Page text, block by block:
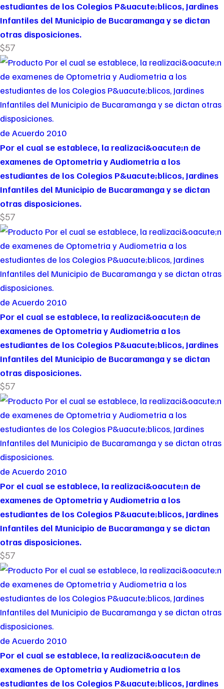
estudiantes de los Colegios P&uacute;blicos, Jardines
Infantiles del Municipio de Bucaramanga y se dictan
otras disposiciones.
$57
de Acuerdo 2010
Por el cual se establece, la realizaci&oacute;n de
examenes de Optometria y Audiometria a los
estudiantes de los Colegios P&uacute;blicos, Jardines
Infantiles del Municipio de Bucaramanga y se dictan
otras disposiciones.
$57
de Acuerdo 2010
Por el cual se establece, la realizaci&oacute;n de
examenes de Optometria y Audiometria a los
estudiantes de los Colegios P&uacute;blicos, Jardines
Infantiles del Municipio de Bucaramanga y se dictan
otras disposiciones.
$57
de Acuerdo 2010
Por el cual se establece, la realizaci&oacute;n de
examenes de Optometria y Audiometria a los
estudiantes de los Colegios P&uacute;blicos, Jardines
Infantiles del Municipio de Bucaramanga y se dictan
otras disposiciones.
$57
de Acuerdo 2010
Por el cual se establece, la realizaci&oacute;n de
examenes de Optometria y Audiometria a los
estudiantes de los Colegios P&uacute;blicos, Jardines